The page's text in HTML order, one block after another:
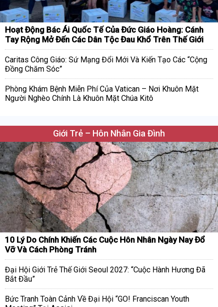
Hoạt Động Bác Ái Quốc Tế Của Đức Giáo Hoàng: Cánh
Tay Rộng Mở Đến Các Dân Tộc Đau Khổ Trên Thế Giới
Caritas Công Giáo: Sứ Mạng Đổi Mới Và Kiến Tạo Các “Cộng
Đồng Chăm Sóc”
Phòng Khám Bệnh Miễn Phí Của Vatican – Nơi Khuôn Mặt
Người Nghèo Chính Là Khuôn Mặt Chúa Kitô
Giới Trẻ – Hôn Nhân Gia Đình
10 Lý Do Chính Khiến Các Cuộc Hôn Nhân Ngày Nay Đổ
Vỡ Và Cách Phòng Tránh
Đại Hội Giới Trẻ Thế Giới Seoul 2027: “Cuộc Hành Hương Đã
Bắt Đầu”
Bức Tranh Toàn Cảnh Về Đại Hội “GO! Franciscan Youth